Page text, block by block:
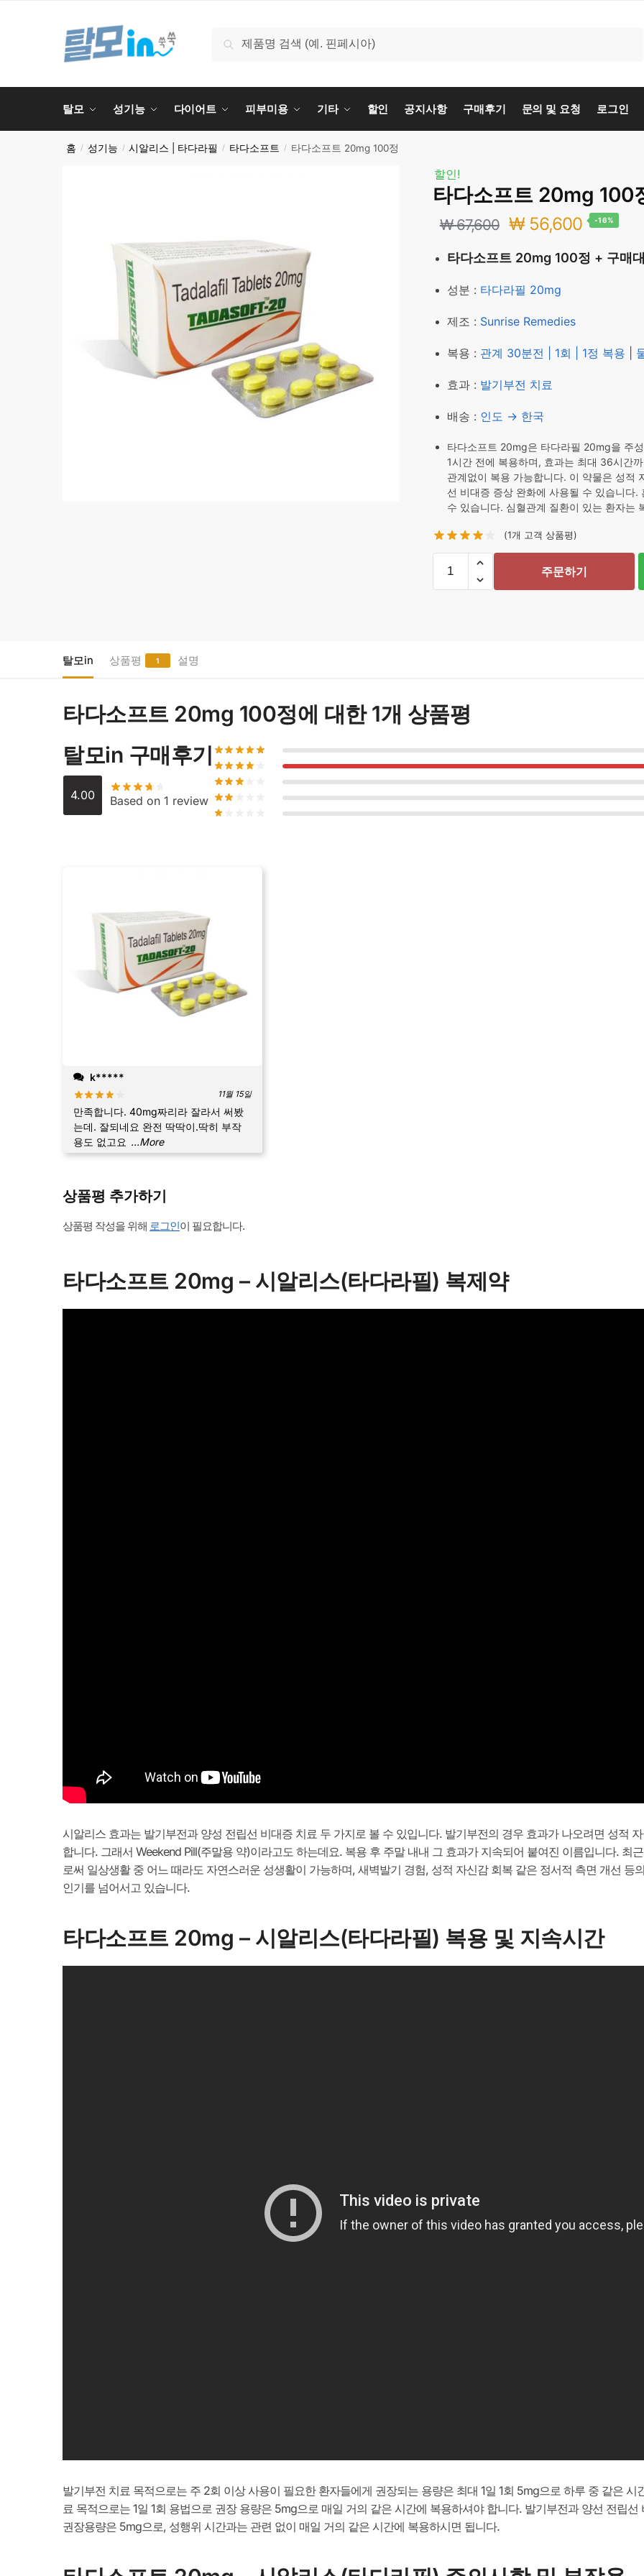
검색
탈모 성기능 다이어트 피부미용 기타 할인 공지사항 구매후기 문의 및 요청 로그인
홈 / 성기능 / 시알리스 | 타다라필 / 타다소프트 / 타다소프트 20mg 100정
할인!
타다소프트 20mg 100
₩67,600 원
래
₩ 67,600.
₩56,600현
재
-16%
타다소프트 20mg 100정 + 구매
성분 : 타다라필 20mg
제조 : Sunrise Remedies
복용 : 관계 30분전 | 1회 | 1정 복용
효과 : 발기부전 치료
배송 : 인도 → 한국
타다소프트 20mg은 타다라필 20mg을 주
1시간 전에 복용하며, 효과는 최대 36시간
관계없이 복용 가능합니다. 이 약물은 성적
선 비대증 증상 완화에 사용될 수 있습니다
수 있습니다. 심혈관계 질환이 있는 환자는
(1개 고객 상품평)
수
량
주문하기
탈모in 상품평 1 설명
타다소프트 20mg 100정에 대한 1개 상품평
탈모in 구매후기
4.00 Based on 1 review
k*****
11월 15일
만족합니다. 40mg짜리라 잘라서 써봤
는데. 잘되네요 완전 딱딱이.딱히 부작
용도 없고요 ...More
상품평 추가하기
상품평 작성을 위해 로그인이 필요합니다.
타다소프트 20mg – 시알리스(타다라필) 복제약
시알리스 효과는 발기부전과 양성 전립선 비대증 치료 두 가지로 볼 수 있입니다. 발기부전의 경우 효과가 나오려면 성적
합니다. 그래서 Weekend Pill(주말용 약)이라고도 하는데요. 복용 후 주말 내내 그 효과가 지속되어 붙여진 이름입니다. 최
로써 일상생활 중 어느 때라도 자연스러운 성생활이 가능하며, 새벽발기 경험, 성적 자신감 회복 같은 정서적 측면 개선 등
인기를 넘어서고 있습니다.
타다소프트 20mg – 시알리스(타다라필) 복용 및 지속시간
발기부전 치료 목적으로는 주 2회 이상 사용이 필요한 환자들에게 권장되는 용량은 최대 1일 1회 5mg으로 하루 중 같은
료 목적으로는 1일 1회 용법으로 권장 용량은 5mg으로 매일 거의 같은 시간에 복용하셔야 합니다. 발기부전과 양선 전립
권장용량은 5mg으로, 성행위 시간과는 관련 없이 매일 거의 같은 시간에 복용하시면 됩니다.